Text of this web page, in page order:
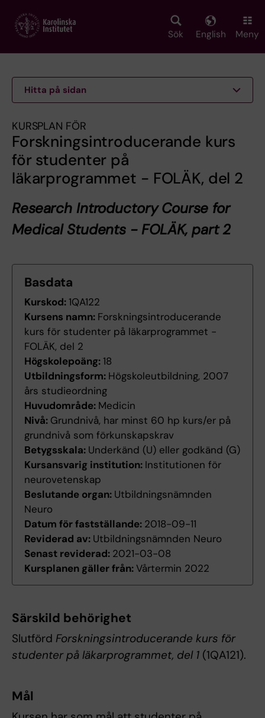
main
Sök English Meny
Hitta på sidan
KURSPLAN FÖR
Forskningsintroducerande kurs
för studenter på
läkarprogrammet - FOLÄK, del 2
Research Introductory Course for
Medical Students - FOLÄK, part 2
Basdata
Kurskod:1QA122
Kursens namn: Forskningsintroducerande
kurs för studenter på läkarprogrammet -
FOLÄK, del 2
Högskolepoäng:18
Utbildningsform: Högskoleutbildning, 2007
års studieordning
Huvudområde: Medicin
Nivå: Grundnivå, har minst 60 hp kurs/er på
grundnivå som förkunskapskrav
Betygsskala: Underkänd (U) eller godkänd (G)
Kursansvarig institution: Institutionen för
neurovetenskap
Beslutande organ: Utbildningsnämnden
Neuro
Datum för fastställande: 2018-09-11
Reviderad av: Utbildningsnämnden Neuro
Senast reviderad: 2021-03-08
Kursplanen gäller från:Vårtermin 2022
Särskild behörighet
Slutförd Forskningsintroducerande kurs för
studenter på läkarprogrammet, del 1 (1QA121).
Mål